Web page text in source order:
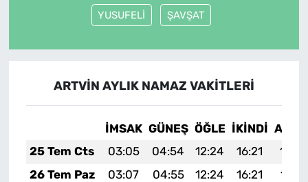
YUSUFELİ ŞAVŞAT
ARTVİN AYLIK NAMAZ VAKITLERI
İMSAK GÜNEŞ ÖĞLE İKINDI
25 Tem Cts
03:05 04:54 12:24 16:21
26 Tem Paz
03:07 04:55 12:24 16:21